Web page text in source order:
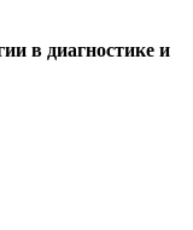
в диагностике и